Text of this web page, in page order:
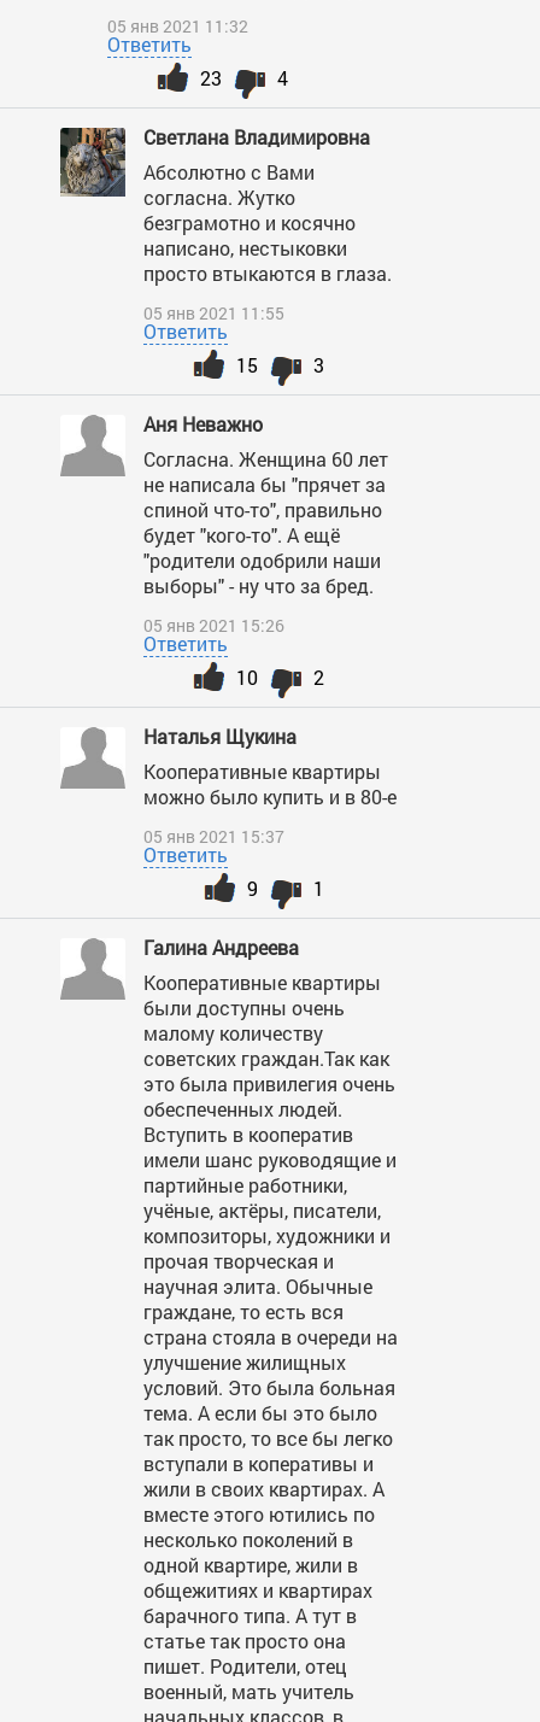
05 янв 2021 11:32
Ответить
4
23
Светлана Владимировна
Абсолютно с Вами
согласна. Жутко
безграмотно и косячно
написано, нестыковки
просто втыкаются в глаза.
05 янв 2021 11:55
Ответить
3
15
Аня Неважно
Согласна. Женщина 60 лет
не написала бы "прячет за
спиной что-то", правильно
будет "кого-то". А ещё
"родители одобрили наши
выборы" - ну что за бред.
05 янв 2021 15:26
Ответить
2
10
Наталья Щукина
Кооперативные квартиры
можно было купить и в 80-е
05 янв 2021 15:37
Ответить
1
9
Галина Андреева
Кооперативные квартиры
были доступны очень
малому количеству
советских граждан.Так как
это была привилегия очень
обеспеченных людей.
Вступить в кооператив
имели шанс руководящие и
партийные работники,
учёные, актёры, писатели,
композиторы, художники и
прочая творческая и
научная элита. Обычные
граждане, то есть вся
страна стояла в очереди на
улучшение жилищных
условий. Это была больная
тема. А если бы это было
так просто, то все бы легко
вступали в коперативы и
жили в своих квартирах. А
вместе этого ютились по
несколько поколений в
одной квартире, жили в
общежитиях и квартирах
барачного типа. А тут в
статье так просто она
пишет. Родители, отец
военный, мать учитель
начальных классов, в